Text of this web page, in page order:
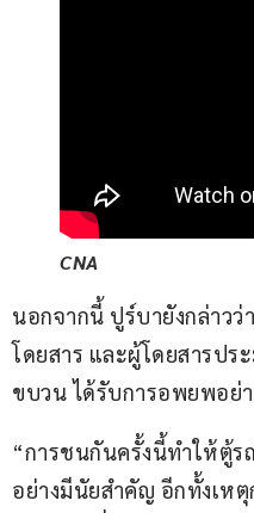
CNA
นอกจากนี้ ปูร์บายังกล่าว
โดยสาร และผู้โดยสารป
ขบวน ได้รับการอพยพอย่
“การชนกันครั้งนี้ทำให้ตู้ร
อย่างมีนัยสำคัญ อีกทั้งเห